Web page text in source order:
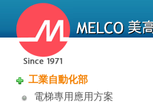
工業自動化部
電梯專用應用方案